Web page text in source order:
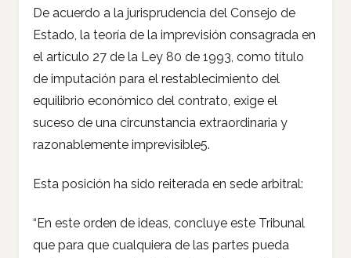
De acuerdo a la jurisprudencia del Consejo de
Estado, la teoría de la imprevisión consagrada en
el artículo 27 de la Ley 80 de 1993, como título
de imputación para el restablecimiento del
equilibrio económico del contrato, exige el
suceso de una circunstancia extraordinaria y
razonablemente imprevisible5.
Esta posición ha sido reiterada en sede arbitral:
“En este orden de ideas, concluye este Tribunal
que para que cualquiera de las partes pueda